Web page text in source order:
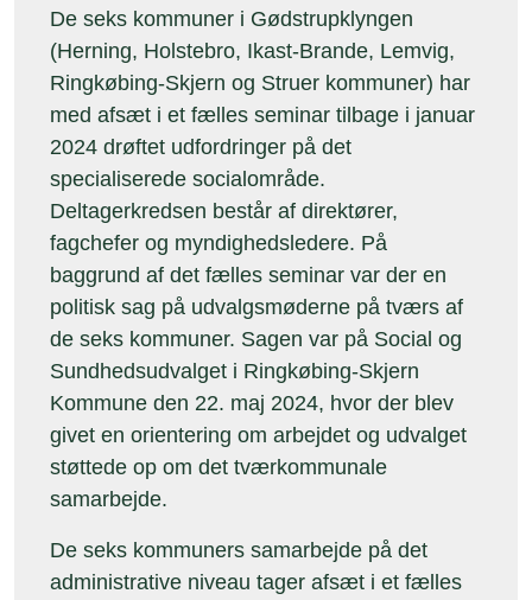
De seks kommuner i Gødstrupklyngen
(Herning, Holstebro, Ikast-Brande, Lemvig,
Ringkøbing-Skjern og Struer kommuner) har
med afsæt i et fælles seminar tilbage i januar
2024 drøftet udfordringer på det
specialiserede socialområde.
Deltagerkredsen består af direktører,
fagchefer og myndighedsledere. På
baggrund af det fælles seminar var der en
politisk sag på udvalgsmøderne på tværs af
de seks kommuner. Sagen var på Social og
Sundhedsudvalget i Ringkøbing-Skjern
Kommune den 22. maj 2024, hvor der blev
givet en orientering om arbejdet og udvalget
støttede op om det tværkommunale
samarbejde.
De seks kommuners samarbejde på det
administrative niveau tager afsæt i et fælles